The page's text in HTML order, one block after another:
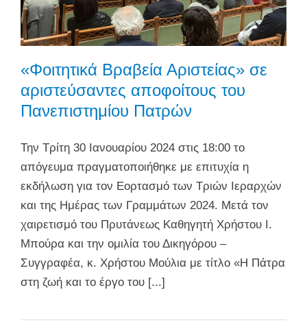
«Φοιτητικά Βραβεία Αριστείας» σε
αριστεύσαντες αποφοίτους του
Πανεπιστημίου Πατρών
Την Τρίτη 30 Ιανουαρίου 2024 στις 18:00 το
απόγευμα πραγματοποιήθηκε με επιτυχία η
εκδήλωση για τον Εορτασμό των Τριών Ιεραρχών
και της Ημέρας των Γραμμάτων 2024. Μετά τον
χαιρετισμό του Πρυτάνεως Καθηγητή Χρήστου Ι.
Μπούρα και την ομιλία του Δικηγόρου –
Συγγραφέα, κ. Χρήστου Μούλια με τίτλο «Η Πάτρα
στη ζωή και το έργο του [...]